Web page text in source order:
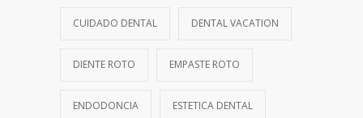
CUIDADO DENTAL DENTAL VACATION
DIENTE ROTO EMPASTE ROTO
ENDODONCIA ESTETICA DENTAL